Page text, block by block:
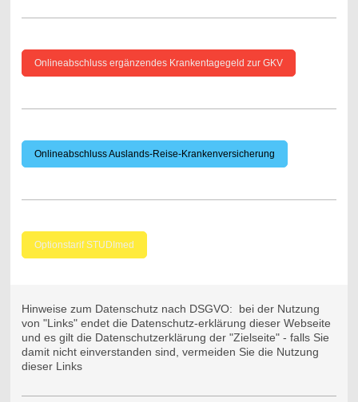
Onlineabschluss ergänzendes Krankentagegeld zur GKV
Onlineabschluss Auslands-Reise-Krankenversicherung
Optionstarif STUDImed
Hinweise zum Datenschutz nach DSGVO: bei der Nutzung
von "Links" endet die Datenschutz-erklärung dieser Webseite
und es gilt die Datenschutzerklärung der "Zielseite" - falls Sie
damit nicht einverstanden sind, vermeiden Sie die Nutzung
dieser Links